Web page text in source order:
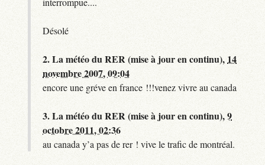
Désolé
2.La météo du RER (mise à jour en continu), 14
novembre 2007, 09:04
encore une gréve en france !!!venez vivre au canada
3.La météo du RER (mise à jour en continu),9
octobre 2011, 02:36
au canada y’a pas de rer ! vive le trafic de montréal.